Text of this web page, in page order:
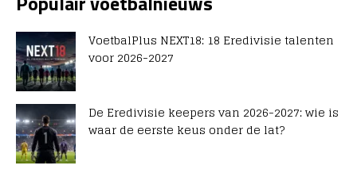
VoetbalPlus NEXT18: 18 Eredivisie talenten
voor 2026-2027
De Eredivisie keepers van 2026-2027: wie is
waar de eerste keus onder de lat?